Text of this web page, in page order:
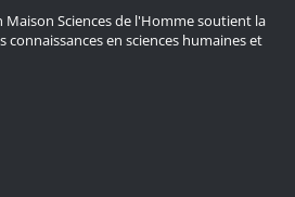
Maison Sciences de l'Homme soutient la
connaissances en sciences humaines et